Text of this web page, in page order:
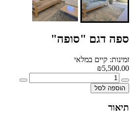
ספה דגם "סופה"
זמינות: קיים במלאי
₪5,500.00
הוספה לסל
תיאור